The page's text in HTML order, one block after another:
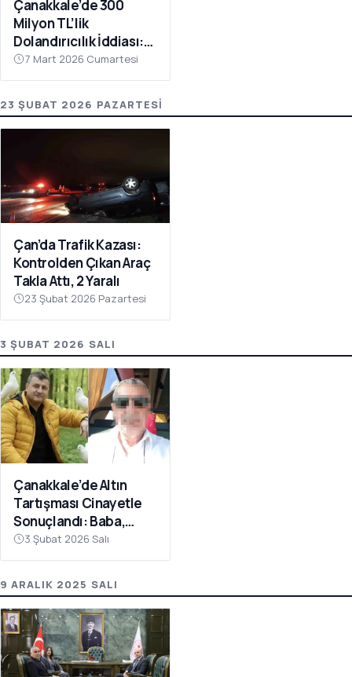
Çanakkale’de 300
Milyon TL’lik
Dolandırıcılık İddiası:
Şüpheli Evinde Ölü
Bulundu
7 Mart 2026 Cumartesi
23 ŞUBAT 2026 PAZARTESI
Çan’da Trafik Kazası:
Kontrolden Çıkan Araç
Takla Attı, 2 Yaralı
23 Şubat 2026 Pazartesi
3 ŞUBAT 2026 SALI
Çanakkale’de Altın
Tartışması Cinayetle
Sonuçlandı: Baba,
Oğlunu Bıçaklayarak
Öldürdü
3 Şubat 2026 Salı
9 ARALIK 2025 SALI